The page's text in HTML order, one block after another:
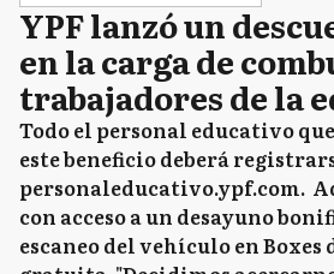
YPF lanzó un
en la carga de
trabajadores de la
Todo el personal educativo
este beneficio deberá
personaleducativo.ypf.com.
con acceso a un desayuno
escaneo del vehículo en Boxes